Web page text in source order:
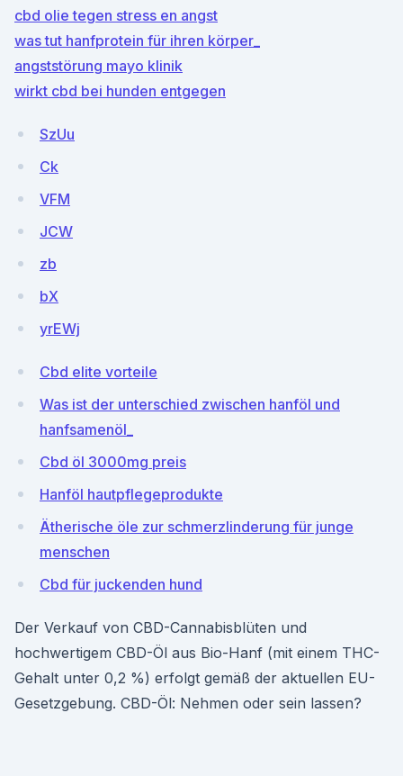
cbd olie tegen stress en angst
was tut hanfprotein für ihren körper_
angststörung mayo klinik
wirkt cbd bei hunden entgegen
SzUu
Ck
VFM
JCW
zb
bX
yrEWj
Cbd elite vorteile
Was ist der unterschied zwischen hanföl und
hanfsamenöl_
Cbd öl 3000mg preis
Hanföl hautpflegeprodukte
Ätherische öle zur schmerzlinderung für junge
menschen
Cbd für juckenden hund
Der Verkauf von CBD-Cannabisblüten und
hochwertigem CBD-Öl aus Bio-Hanf (mit einem THC-
Gehalt unter 0,2 %) erfolgt gemäß der aktuellen EU-
Gesetzgebung. CBD-Öl: Nehmen oder sein lassen?